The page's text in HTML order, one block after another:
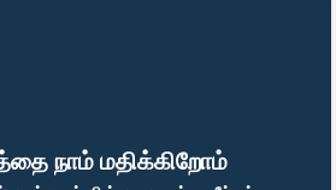
நாம் மதிக்கிறோம்